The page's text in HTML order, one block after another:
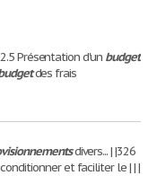
....16 2.5 Présentation d'un budget
des frais
divers... | |326
et faciliter le | | |